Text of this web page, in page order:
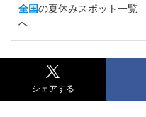
全国の夏休みスポット一覧
へ
シェアする